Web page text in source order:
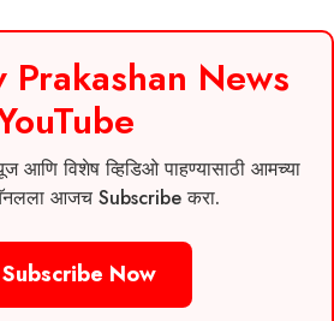
Prakashan News
आणि विशेष व्हिडिओ पाहण्यासाठी आमच्या
आजच Subscribe करा.
Now